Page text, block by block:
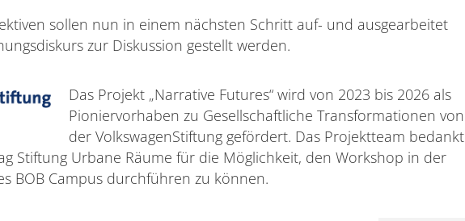
sollen nun in einem nächsten Schritt auf- und ausgearbeitet
zur Diskussion gestellt werden.
Das Projekt „Narrative Futures“ wird von 2023 bis 2026 als
Pioniervorhaben zu Gesellschaftliche Transformationen von
der VolkswagenStiftung gefördert. Das Projektteam bedankt
Stiftung Urbane Räume für die Möglichkeit, den Workshop in der
BOB Campus durchführen zu können.